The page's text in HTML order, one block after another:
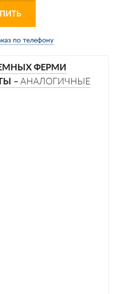
по телефону
ФЕРМИ
– АНАЛОГИЧНЫЕ